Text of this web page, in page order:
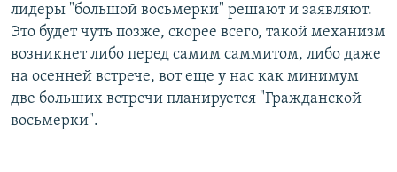
лидеры "большой восьмерки" решают и заявляют.
Это будет чуть позже, скорее всего, такой механизм
возникнет либо перед самим саммитом, либо даже
на осенней встрече, вот еще у нас как минимум
две больших встречи планируется "Гражданской
восьмерки".